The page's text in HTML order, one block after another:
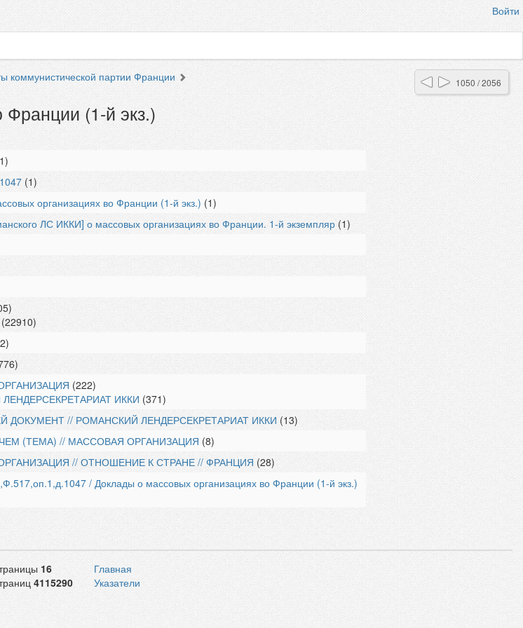
Войти
1050 / 2056
коммунистической партии Франции
(1-й экз.)
(1)
организациях во Франции (1-й экз.) (1)
ЛС ИККИ] о массовых организациях во Франции. 1-й экземпляр (1)
(22910)
(222)
ИККИ (371)
ДОКУМЕНТ // РОМАНСКИЙ ЛЕНДЕРСЕКРЕТАРИАТ ИККИ (13)
(ТЕМА) // МАССОВАЯ ОРГАНИЗАЦИЯ (8)
// ОТНОШЕНИЕ К СТРАНЕ // ФРАНЦИЯ (28)
/ Доклады о массовых организациях во Франции (1-й экз.)
16
4115290
Главная
Указатели